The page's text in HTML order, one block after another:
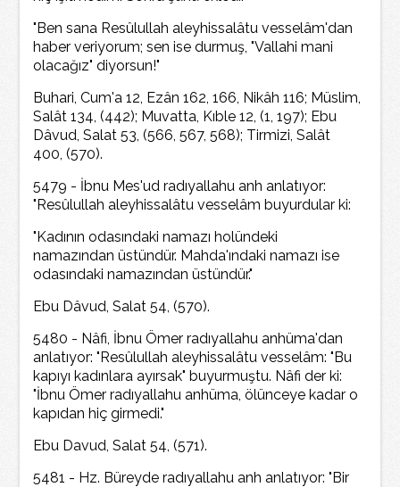
"Ben sana Resûlullah aleyhissalâtu vesselâm'dan
haber veriyorum; sen ise durmuş, "Vallahi mani
olacağız" diyorsun!"
Buhari, Cum'a 12, Ezân 162, 166, Nikâh 116; Müslim,
Salât 134, (442); Muvatta, Kıble 12, (1, 197); Ebu
Dâvud, Salat 53, (566, 567, 568); Tirmizi, Salât
400, (570).
5479 - İbnu Mes'ud radıyallahu anh anlatıyor:
"Resûlullah aleyhissalâtu vesselâm buyurdular ki:
"Kadının odasındaki namazı holündeki
namazından üstündür. Mahda'ındaki namazı ise
odasındaki namazından üstündür."
Ebu Dâvud, Salat 54, (570).
5480 - Nâfi, İbnu Ömer radıyallahu anhüma'dan
anlatıyor: "Resûlullah aleyhissalâtu vesselâm: "Bu
kapıyı kadınlara ayırsak" buyurmuştu. Nâfi der ki:
"İbnu Ömer radıyallahu anhüma, ölünceye kadar o
kapıdan hiç girmedi."
Ebu Davud, Salat 54, (571).
5481 - Hz. Büreyde radıyallahu anh anlatıyor: "Bir